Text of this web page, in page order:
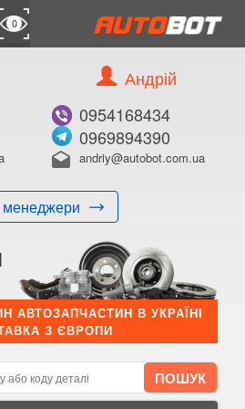
0
менеджери
Андрій
0954168434
0969894390
drafts andriy@autobot.com.ua
АВТОЗАПЧАСТИН В УКРАЇНІ
З ЄВРОПИ
КУПИТИ